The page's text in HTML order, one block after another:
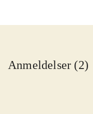
Anmeldelser (2)